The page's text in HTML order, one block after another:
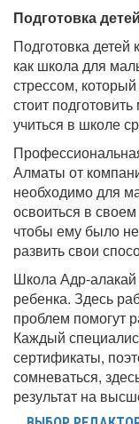
Подготовка
Подготовка
как школа для
стрессом,
стоит
учиться в школе
Алматы от
необходимо для
освоиться в
чтобы ему было
развить свои
Школа Адр-
ребенка. Здесь
проблем помогут
Каждый
сертификаты,
сомневаться,
результат на